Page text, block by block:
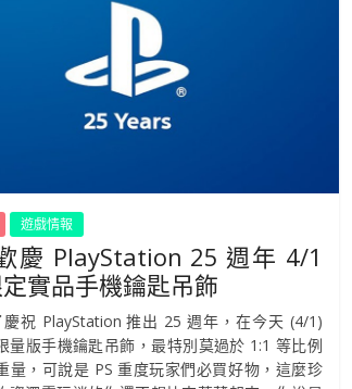
遊戲情報
慶 PlayStation 25 週年 4/1
實品手機鑰匙吊飾
慶祝 PlayStation 推出 25 週年，在今天 (4/1)
量版手機鑰匙吊飾，最特別莫過於 1:1 等比例
量，可說是 PS 重度玩家們必買好物，這麼珍